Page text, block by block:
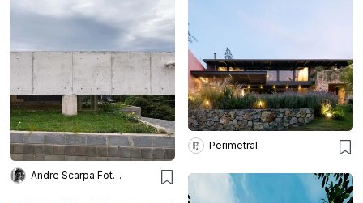
Perimetral
Andre Scarpa Fotografia